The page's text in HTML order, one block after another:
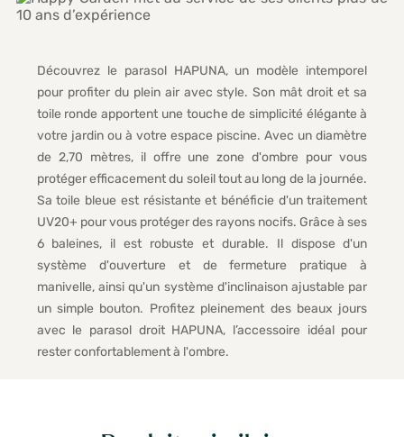
Découvrez le parasol HAPUNA, un modèle intemporel
pour profiter du plein air avec style. Son mât droit et sa
toile ronde apportent une touche de simplicité élégante à
votre jardin ou à votre espace piscine. Avec un diamètre
de 2,70 mètres, il offre une zone d'ombre pour vous
protéger efficacement du soleil tout au long de la journée.
Sa toile bleue est résistante et bénéficie d'un traitement
UV20+ pour vous protéger des rayons nocifs. Grâce à ses
6 baleines, il est robuste et durable. Il dispose d'un
système d'ouverture et de fermeture pratique à
manivelle, ainsi qu'un système d'inclinaison ajustable par
un simple bouton. Profitez pleinement des beaux jours
avec le parasol droit HAPUNA, l’accessoire idéal pour
rester confortablement à l'ombre.